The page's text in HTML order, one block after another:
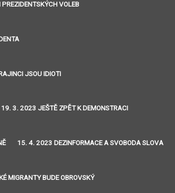
VOLEB
JSOU IDIOTI
19. 3. 2023 JEŠTĚ ZPĚT K DEMONSTRACI
15. 4. 2023 DEZINFORMACE A SVOBODA SLOVA
MIGRANTY BUDE OBROVSKÝ